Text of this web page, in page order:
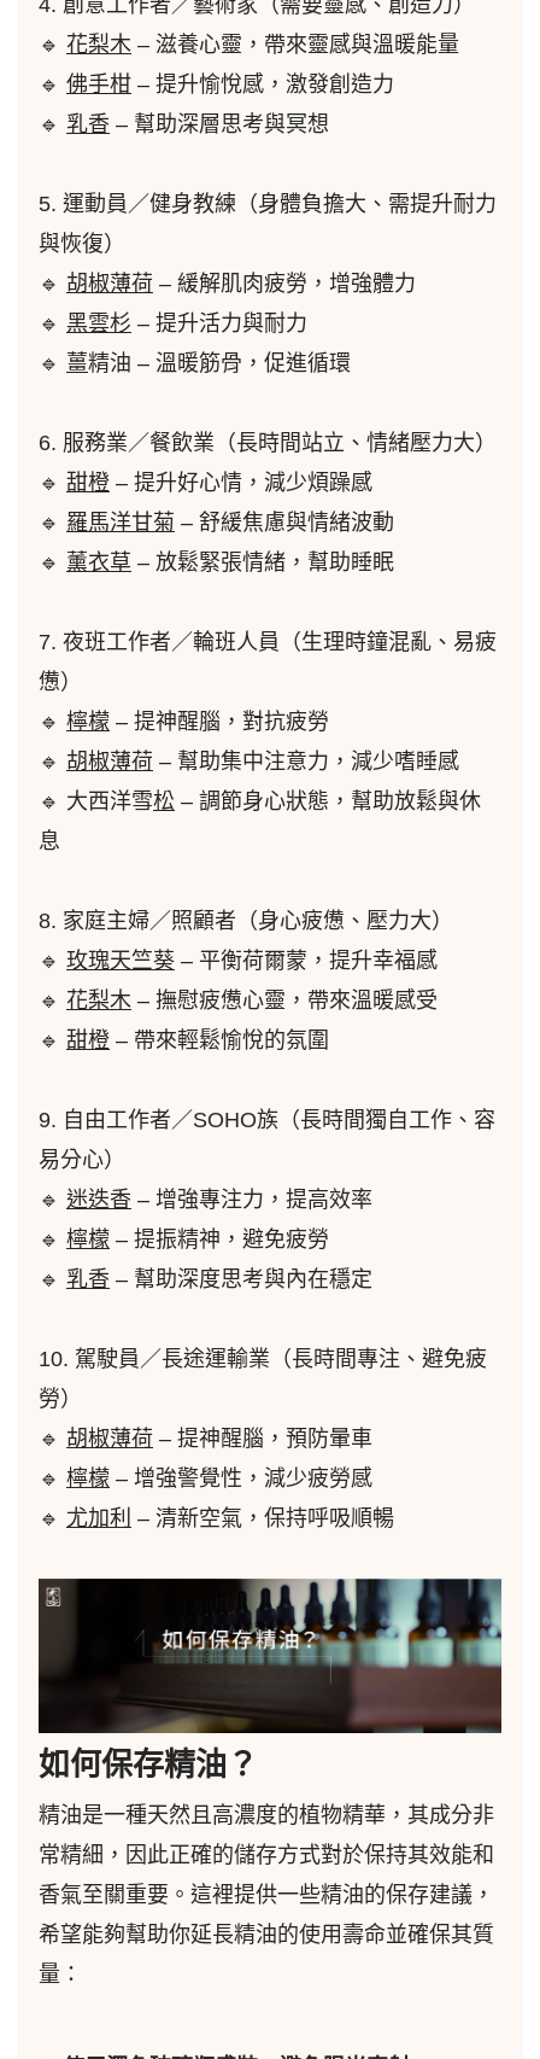
4. 創意工作者／藝術家（需要靈感、創造力）
🔹 花梨木 – 滋養心靈，帶來靈感與溫暖能量
🔹 佛手柑 – 提升愉悅感，激發創造力
🔹 乳香 – 幫助深層思考與冥想
5. 運動員／健身教練（身體負擔大、需提升耐力
與恢復）
🔹 胡椒薄荷 – 緩解肌肉疲勞，增強體力
🔹 黑雲杉 – 提升活力與耐力
🔹 薑精油 – 溫暖筋骨，促進循環
6. 服務業／餐飲業（長時間站立、情緒壓力大）
🔹 甜橙 – 提升好心情，減少煩躁感
🔹 羅馬洋甘菊 – 舒緩焦慮與情緒波動
🔹 薰衣草 – 放鬆緊張情緒，幫助睡眠
7. 夜班工作者／輪班人員（生理時鐘混亂、易疲
憊）
🔹 檸檬 – 提神醒腦，對抗疲勞
🔹 胡椒薄荷 – 幫助集中注意力，減少嗜睡感
🔹 大西洋雪松 – 調節身心狀態，幫助放鬆與休
息
8. 家庭主婦／照顧者（身心疲憊、壓力大）
🔹 玫瑰天竺葵 – 平衡荷爾蒙，提升幸福感
🔹 花梨木 – 撫慰疲憊心靈，帶來溫暖感受
🔹 甜橙 – 帶來輕鬆愉悅的氛圍
9. 自由工作者／SOHO族（長時間獨自工作、容
易分心）
🔹 迷迭香 – 增強專注力，提高效率
🔹 檸檬 – 提振精神，避免疲勞
🔹 乳香 – 幫助深度思考與內在穩定
10. 駕駛員／長途運輸業（長時間專注、避免疲
勞）
🔹 胡椒薄荷 – 提神醒腦，預防暈車
🔹 檸檬 – 增強警覺性，減少疲勞感
🔹 尤加利 – 清新空氣，保持呼吸順暢
如何保存精油？
精油是一種天然且高濃度的植物精華，其成分非
常精細，因此正確的儲存方式對於保持其效能和
香氣至關重要。這裡提供一些精油的保存建議，
希望能夠幫助你延長精油的使用壽命並確保其質
量：